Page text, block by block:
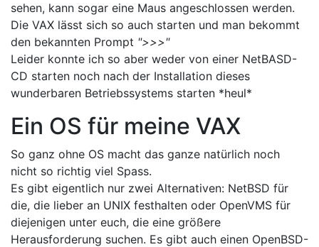
sehen, kann sogar eine Maus angeschlossen werden.
Die VAX lässt sich so auch starten und man bekommt
den bekannten Prompt ">>>"
Leider konnte ich so aber weder von einer NetBASD-
CD starten noch nach der Installation dieses
wunderbaren Betriebssystems starten *heul*
Ein OS für meine VAX
So ganz ohne OS macht das ganze natürlich noch
nicht so richtig viel Spass.
Es gibt eigentlich nur zwei Alternativen: NetBSD für
die, die lieber an UNIX festhalten oder OpenVMS für
diejenigen unter euch, die eine größere
Herausforderung suchen. Es gibt auch einen OpenBSD-